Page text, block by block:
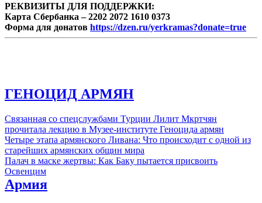
РЕКВИЗИТЫ ДЛЯ ПОДДЕРЖКИ:
Карта Сбербанка – 2202 2072 1610 0373
Форма для донатов https://dzen.ru/yerkramas?donate=true
ГЕНОЦИД АРМЯН
Связанная со спецслужбами Турции Лилит Мкртчян
прочитала лекцию в Музее-институте Геноцида армян
Четыре этапа армянского Ливана: Что происходит с одной из
старейших армянских общин мира
Палач в маске жертвы: Как Баку пытается присвоить
Освенцим
Армия